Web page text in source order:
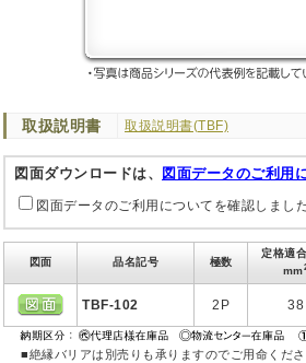
取扱説明書 取扱説明書(TBF)
図面ダウンロードは、 図面データのご利用
図面データのご利用についてを確認しました
図面 品名記号 極数
定格適
mm
TBF-102 2P 38
■絶縁バリアは別売りも承りますのでご用命くださ